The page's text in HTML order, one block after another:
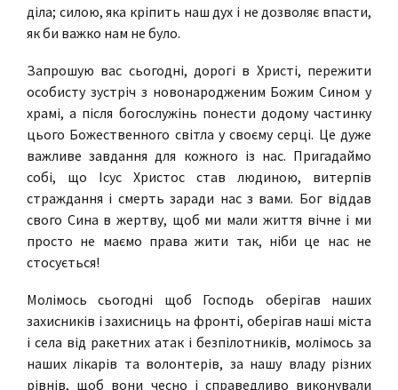
діла; силою, яка кріпить наш дух і не дозволяє впасти,
як би важко нам не було.
Запрошую вас сьогодні, дорогі в Христі, пережити
особисту зустріч з новонародженим Божим Сином у
храмі, а після богослужінь понести додому частинку
цього Божественного світла у своєму серці. Це дуже
важливе завдання для кожного із нас. Пригадаймо
собі, що Ісус Христос став людиною, витерпів
страждання і смерть заради нас з вами. Бог віддав
свого Сина в жертву, щоб ми мали життя вічне і ми
просто не маємо права жити так, ніби це нас не
стосується!
Молімось сьогодні щоб Господь оберігав наших
захисників і захисниць на фронті, оберігав наші міста
і села від ракетних атак і безпілотників, молімось за
наших лікарів та волонтерів, за нашу владу різних
рівнів, щоб вони чесно і справедливо виконували